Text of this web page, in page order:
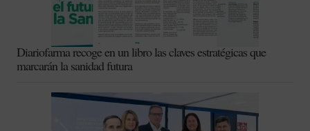
Diariofarma recoge en un libro las claves estratégicas que
marcarán la sanidad futura